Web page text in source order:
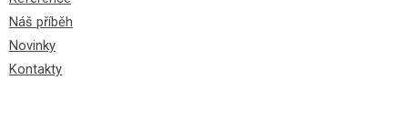
Náš příběh
Novinky
Kontakty